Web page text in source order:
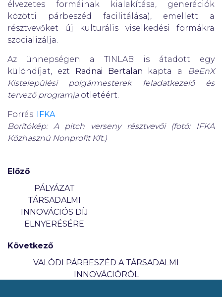
élvezetes formáinak kialakítása, generációk
közötti párbeszéd facilitálása), emellett a
résztvevőket új kulturális viselkedési formákra
szocializálja.
Az ünnepségen a TINLAB is átadott egy
különdíjat, ezt Radnai Bertalan kapta a
BeEnX
Kistelepülési polgármesterek feladatkezelő és
tervező programjaötletéért.
Forrás: IFKA
Borítókép: A pitch verseny résztvevői (fotó: IFKA
Közhasznú Nonprofit Kft.)
Előző
PÁLYÁZAT
TÁRSADALMI
INNOVÁCIÓS DÍJ
ELNYERÉSÉRE
Következő
VALÓDI PÁRBESZÉD A TÁRSADALMI
INNOVÁCIÓRÓL